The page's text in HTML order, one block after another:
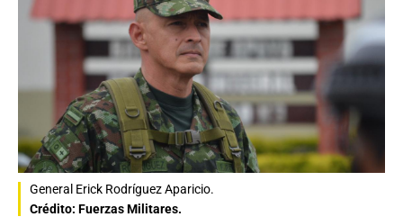
General Erick Rodríguez Aparicio.
Crédito: Fuerzas Militares.